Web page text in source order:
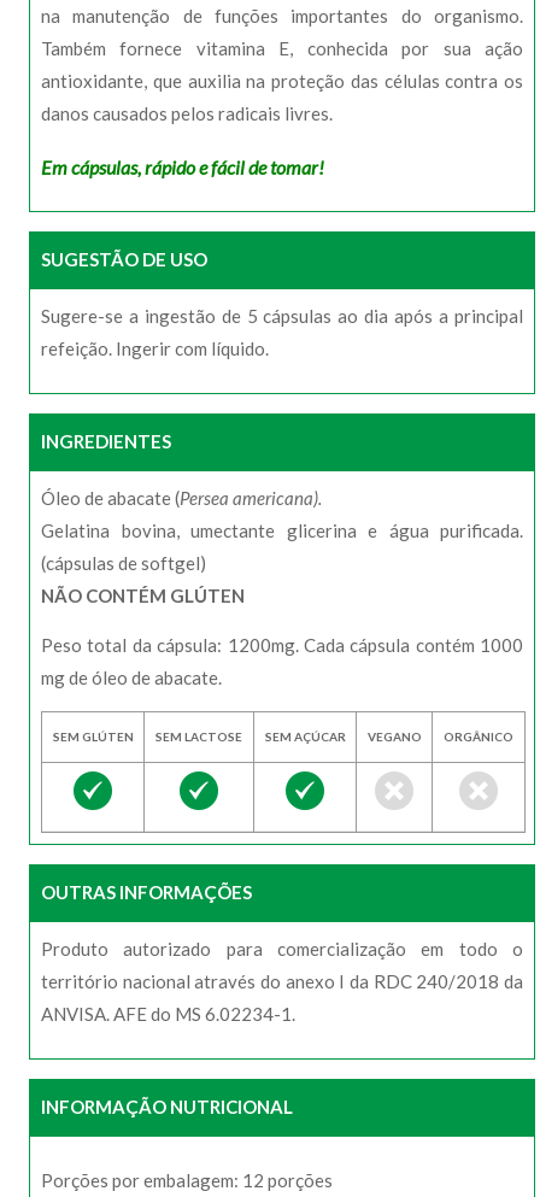
na manutenção de funções importantes do organismo.
Também fornece vitamina E, conhecida por sua ação
antioxidante, que auxilia na proteção das células contra os
danos causados pelos radicais livres.
Em cápsulas, rápido e fácil de tomar!
SUGESTÃO DE USO
Sugere-se a ingestão de 5 cápsulas ao dia após a principal
refeição. Ingerir com líquido.
INGREDIENTES
Óleo de abacate (Persea americana).
Gelatina bovina, umectante glicerina e água purificada.
(cápsulas de softgel)
NÃO CONTÉM GLÚTEN
Peso total da cápsula: 1200mg. Cada cápsula contém 1000
mg de óleo de abacate.
SEM GLÚTEN SEM LACTOSE SEM AÇÚCAR VEGANO ORGÂNICO
OUTRAS INFORMAÇÕES
Produto autorizado para comercialização em todo o
território nacional através do anexo I da RDC 240/2018 da
ANVISA. AFE do MS 6.02234-1.
INFORMAÇÃO NUTRICIONAL
Porções por embalagem: 12 porções